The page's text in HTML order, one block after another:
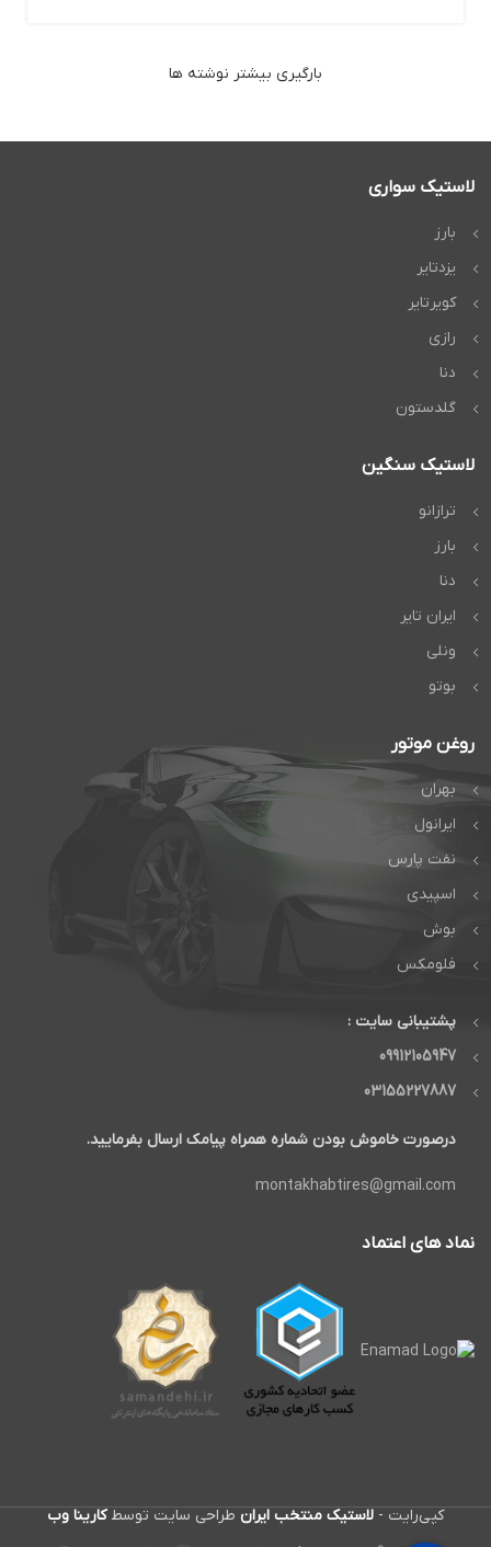
بارگیری بیشتر نوشته ها
لاستیک سواری
بارز
یزدتایر
کویرتایر
رازی
دنا
گلدستون
لاستیک سنگین
ترازانو
بارز
دنا
ایران تایر
ونلی
بوتو
روغن موتور
بهران
ایرانول
نفت پارس
اسپیدی
بوش
فلومکس
پشتیبانی سایت :
09912105947
03155227887
درصورت خاموش بودن شماره همراه پیامک ارسال بفرمایید.
montakhabtires@gmail.com
نماد های اعتماد
کپی‌رایت - لاستیک منتخب ایران طراحی سایت توسطکارینا وب